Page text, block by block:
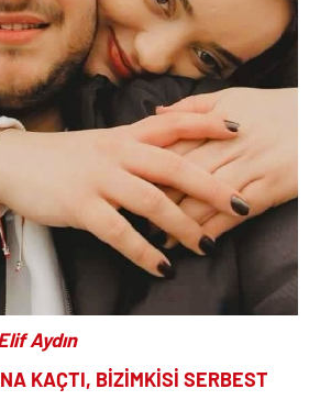
Aydın
KAÇTI, BİZİMKİSİ SERBEST